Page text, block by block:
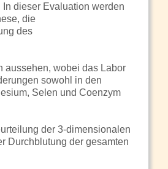
dieser Evaluation werden
die
des
aussehen, wobei das Labor
sowohl in den
Selen und Coenzym
der 3-dimensionalen
Durchblutung der gesamten